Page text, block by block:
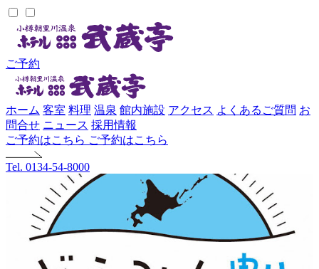
ご予約
ホーム 客室 料理 温泉 館内施設 アクセス よくあるご質問 お
問合せ ニュース 採用情報
ご予約はこちら ご予約はこちら
Tel. 0134-54-8000